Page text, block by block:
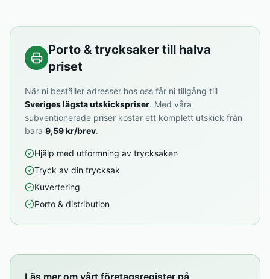
Porto & trycksaker till halva
priset
När ni beställer adresser hos oss får ni tillgång till
Sveriges lägsta utskickspriser. Med våra
subventionerade priser kostar ett komplett utskick från
bara 9,59 kr/brev.
Hjälp med utformning av trycksaken
Tryck av din trycksak
Kuvertering
Porto & distribution
Läs mer om vårt företagsregister på